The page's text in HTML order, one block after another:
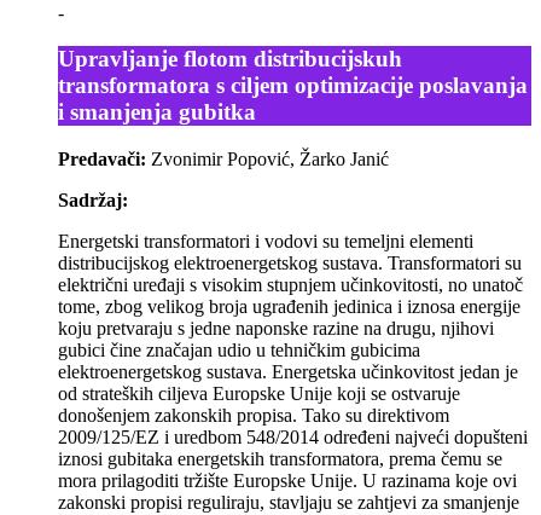
-
Upravljanje flotom distribucijskuh
transformatora s ciljem optimizacije poslavanja
i smanjenja gubitka
Predavači: Zvonimir Popović, Žarko Janić
Sadržaj:
Energetski transformatori i vodovi su temeljni elementi
distribucijskog elektroenergetskog sustava. Transformatori su
električni uređaji s visokim stupnjem učinkovitosti, no unatoč
tome, zbog velikog broja ugrađenih jedinica i iznosa energije
koju pretvaraju s jedne naponske razine na drugu, njihovi
gubici čine značajan udio u tehničkim gubicima
elektroenergetskog sustava. Energetska učinkovitost jedan je
od strateških ciljeva Europske Unije koji se ostvaruje
donošenjem zakonskih propisa. Tako su direktivom
2009/125/EZ i uredbom 548/2014 određeni najveći dopušteni
iznosi gubitaka energetskih transformatora, prema čemu se
mora prilagoditi tržište Europske Unije. U razinama koje ovi
zakonski propisi reguliraju, stavljaju se zahtjevi za smanjenje